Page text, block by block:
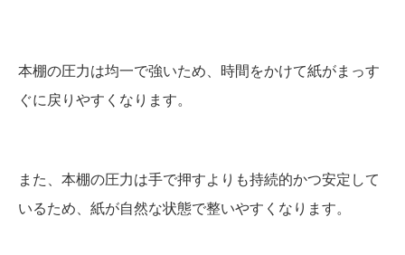
本棚の圧力は均一で強いため、時間をかけて紙がまっす
ぐに戻りやすくなります。
また、本棚の圧力は手で押すよりも持続的かつ安定して
いるため、紙が自然な状態で整いやすくなります。